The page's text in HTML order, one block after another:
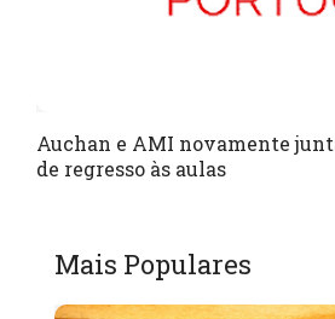
Auchan e AMI novamente
de regresso às aulas
Mais Populares